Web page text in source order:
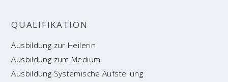
QUA­LI­FI­KA­TI­ON
Aus­bil­dung zur Heilerin
Aus­bil­dung zum Medium
Aus­bil­dung Sys­te­mi­sche Aufstellung